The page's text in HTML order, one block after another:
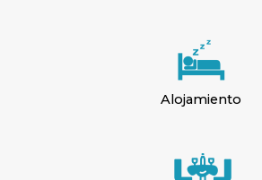
Alojamiento